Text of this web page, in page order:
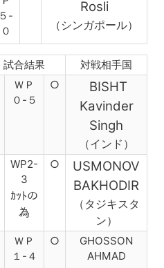
５-
０
Rosli
（シンガポール）
試合結果
対戦相手国
ＷＰ
０-５
○
BISHT
Kavinder
Singh
（インド）
WP2-
3
ｶｯﾄの
為
○
USMONOV
BAKHODIR
（タジキスタ
ン）
ＷＰ
１-４
○
GHOSSON
AHMAD